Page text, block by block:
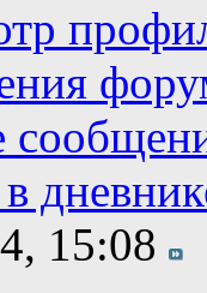
15:08